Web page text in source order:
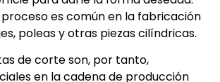
proceso es común en la fabricación
poleas y otras piezas cilíndricas.
de corte son, por tanto,
en la cadena de producción